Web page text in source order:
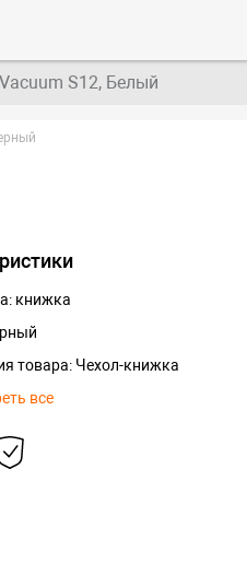
S12, Белый
книжка
товара: Чехол-книжка
все